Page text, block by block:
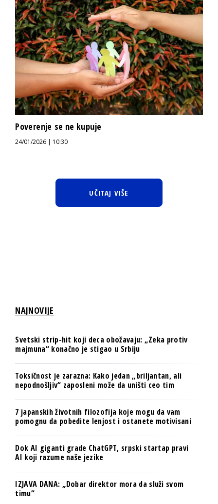
Poverenje se ne kupuje
24/01/2026 | 10:30
UČITAJ VIŠE
NAJNOVIJE
Svetski strip-hit koji deca obožavaju: „Zeka protiv
majmuna“ konačno je stigao u Srbiju
Toksičnost je zarazna: Kako jedan „briljantan, ali
nepodnošljiv“ zaposleni može da uništi ceo tim
7 japanskih životnih filozofija koje mogu da vam
pomognu da pobedite lenjost i ostanete motivisani
Dok AI giganti grade ChatGPT, srpski startap pravi
AI koji razume naše jezike
IZJAVA DANA: „Dobar direktor mora da služi svom
timu“